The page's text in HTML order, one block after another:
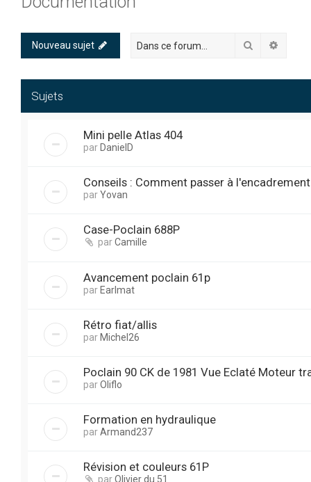
Nouveau sujet Rechercher
Sujets
Mini pelle Atlas 404
par DanielD
Conseils : Comment passer à l'encadrement
parYovan
Case-Poclain 688P
parCamille
Avancement poclain 61p
par Earlmat
Rétro fiat/allis
par Michel26
Poclain 90 CK de 1981 Vue Eclaté Moteur
parOliflo
Formation en hydraulique
parArmand237
Révision et couleurs 61P
parOlivier du 51